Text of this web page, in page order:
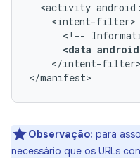
<activity
<!--
<data
</intent-filter>
</manifest>
Observação: para
necessário que os URLs